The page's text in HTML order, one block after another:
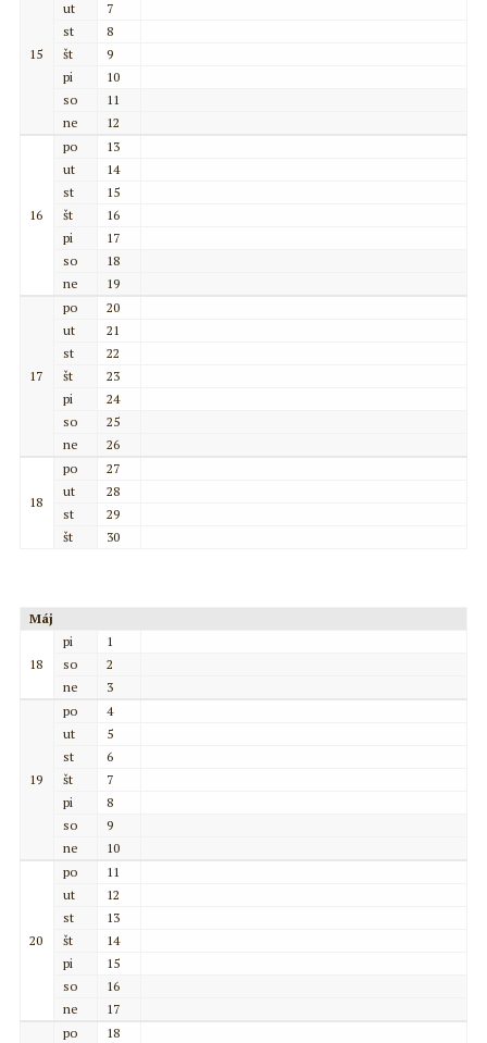
15
ut
7
st
8
št
9
pi
10
so
11
ne
12
16
po
13
ut
14
st
15
št
16
pi
17
so
18
ne
19
17
po
20
ut
21
st
22
št
23
pi
24
so
25
ne
26
18
po
27
ut
28
st
29
št
30
Máj
18
pi
1
so
2
ne
3
19
po
4
ut
5
st
6
št
7
pi
8
so
9
ne
10
20
po
11
ut
12
st
13
št
14
pi
15
so
16
ne
17
po
18